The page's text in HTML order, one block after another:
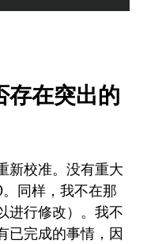
存在突出的
新校准。没有重大
同样，我不在那
进行修改）。我不
已完成的事情，因